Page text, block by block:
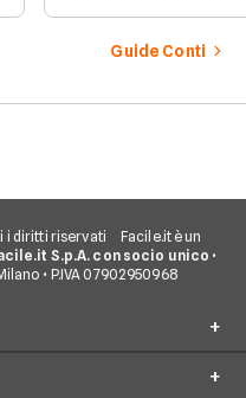
spesso generano
confusione.
Guide Conti
i diritti riservati
Facile.it è un
S.p.A. con socio unico •
• P.IVA 07902950968